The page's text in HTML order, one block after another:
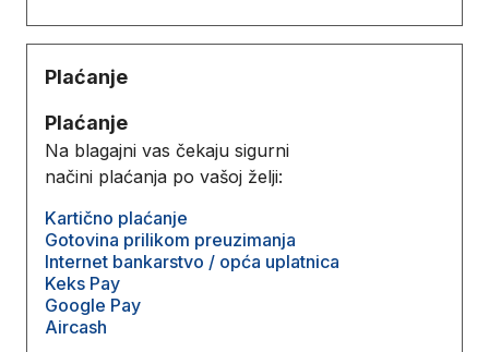
Plaćanje
Plaćanje
Na blagajni vas čekaju sigurni
načini plaćanja po vašoj želji:
Kartično plaćanje
Gotovina prilikom preuzimanja
Internet bankarstvo / opća uplatnica
Keks Pay
Google Pay
Aircash